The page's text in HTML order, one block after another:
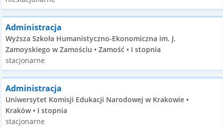
Administracja
Wyższa Szkoła Humanistyczno-Ekonomiczna im. J.
Zamoyskiego w Zamościu • Zamość • I stopnia
stacjonarne
Administracja
Uniwersytet Komisji Edukacji Narodowej w Krakowie •
Kraków • I stopnia
stacjonarne